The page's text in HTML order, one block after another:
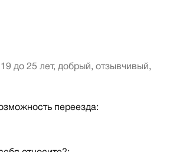
до 25 лет, добрый, отзывчивый,
переезда: